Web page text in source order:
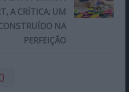
A CRÍTICA: UM
NA
PERFEIÇÃO